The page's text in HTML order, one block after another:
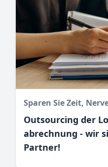
Sparen Sie Zeit,
Outsourcing der
abrechnung - wir
Partner!